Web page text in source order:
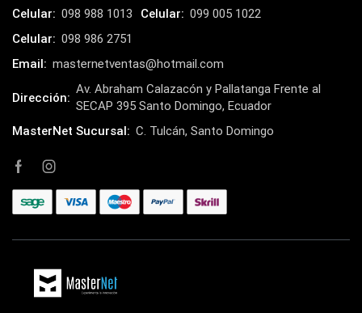
Celular: 098 988 1013 Celular: 099 005 1022
Celular: 098 986 2751
Email: masternetventas@hotmail.com
Dirección:
Av. Abraham Calazacón y Pallatanga Frente al
SECAP 395 Santo Domingo, Ecuador
MasterNet Sucursal: C. Tulcán, Santo Domingo